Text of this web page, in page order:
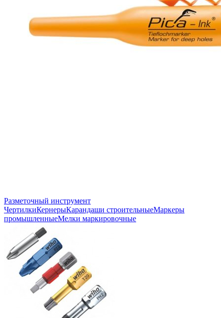
Разметочный инструмент
ЧертилкиКернерыКарандаши строительныеМаркеры
промышленныеМелки маркировочные